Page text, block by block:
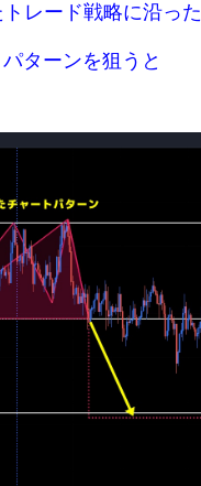
レード戦略に沿った
ターンを狙うと